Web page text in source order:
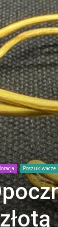
Poszukiwacze